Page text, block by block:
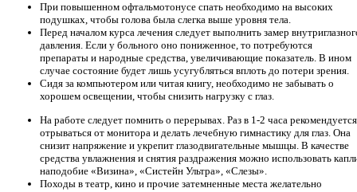
При повышенном офтальмотонусе спать необходимо на высоких
подушках, чтобы голова была слегка выше уровня тела.
Перед началом курса лечения следует выполнить замер
давления. Если у больного оно пониженное, то потребуются
препараты и народные средства, увеличивающие показатель. В ином
случае состояние будет лишь усугубляться вплоть до потери зрения.
Сидя за компьютером или читая книгу, необходимо не забывать о
хорошем освещении, чтобы снизить нагрузку с глаз.
На работе следует помнить о перерывах. Раз в 1-2 часа рекомендуется
отрываться от монитора и делать лечебную гимнастику для глаз. Она
снизит напряжение и укрепит глазодвигательные мышцы. В качестве
средства увлажнения и снятия раздражения можно использовать
наподобие «Визина», «Систейн Ультра», «Слезы».
Походы в театр, кино и прочие затемненные места желательно